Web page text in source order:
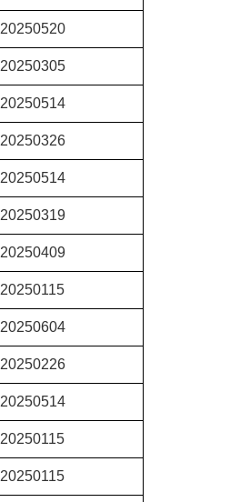
20250520
20250305
20250514
20250326
20250514
20250319
20250409
20250115
20250604
20250226
20250514
20250115
20250115